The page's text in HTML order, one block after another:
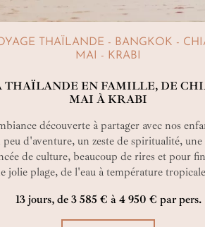
THAÏLANDE - BANGKOK -
MAI - KRABI
THAÏLANDE EN FAMILLE, DE
MAI À KRABI
découverte à partager avec nos
peu d'aventure, un zeste de spiritualité, une
de culture, beaucoup de rires et pour
jolie plage, de l'eau à température
de cocotiers. C'est pas beau ça ?
13 jours, de 3 585 € à 4 950 € par pers.